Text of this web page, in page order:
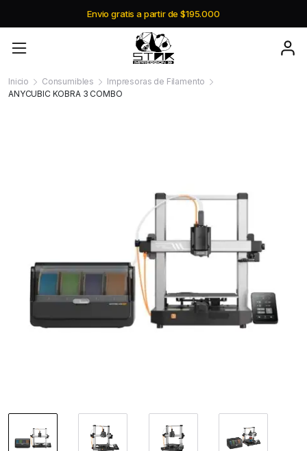
Envio gratis a partir de $195.000
Inicio Consumibles
Impresoras de Filamento
ANYCUBIC KOBRA 3 COMBO